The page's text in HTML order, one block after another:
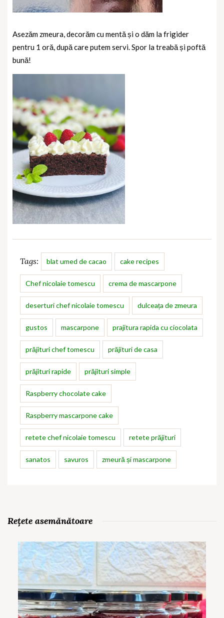
Asezăm zmeura, decorăm cu mentă și o dăm la frigider
pentru 1 oră, după care putem servi. Spor la treabă și poftă
bună!
Tags: blat umed de cacao cake recipes
Chef nicolaie tomescu crema de mascarpone
deserturi chef nicolaie tomescu dulceața de zmeura
gustos mascarpone prajitura rapida cu ciocolata
prăjituri chef tomescu prăjituri de casa
prăjituri rapide prăjituri simple
Raspberry chocolate cake
Raspberry mascarpone cake
retete chef nicolaie tomescu retete prăjituri
sanatos savuros zmeură și mascarpone
Rețete asemănătoare